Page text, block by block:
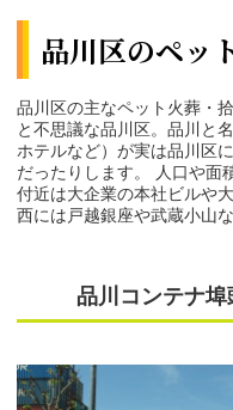
品川区のペッ
品川区の主なペット火葬・
と不思議な品川区。品川と
ホテルなど）が実は品川区
だったりします。 人口や面
付近は大企業の本社ビルや
西には戸越銀座や武蔵小山
品川コンテナ埠